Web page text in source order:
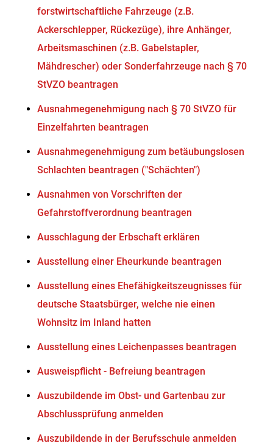
forstwirtschaftliche Fahrzeuge (z.B.
Ackerschlepper, Rückezüge), ihre Anhänger,
Arbeitsmaschinen (z.B. Gabelstapler,
Mähdrescher) oder Sonderfahrzeuge nach § 70
StVZO beantragen
Ausnahmegenehmigung nach § 70 StVZO für
Einzelfahrten beantragen
Ausnahmegenehmigung zum betäubungslosen
Schlachten beantragen ("Schächten")
Ausnahmen von Vorschriften der
Gefahrstoffverordnung beantragen
Ausschlagung der Erbschaft erklären
Ausstellung einer Eheurkunde beantragen
Ausstellung eines Ehefähigkeitszeugnisses für
deutsche Staatsbürger, welche nie einen
Wohnsitz im Inland hatten
Ausstellung eines Leichenpasses beantragen
Ausweispflicht - Befreiung beantragen
Auszubildende im Obst- und Gartenbau zur
Abschlussprüfung anmelden
Auszubildende in der Berufsschule anmelden